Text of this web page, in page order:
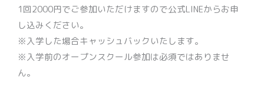
1回2000円でご参加いただけますので公式LINEからお申
し込みください。
※入学した場合キャッシュバックいたします。
※入学前のオープンスクール参加は必須ではありませ
ん。